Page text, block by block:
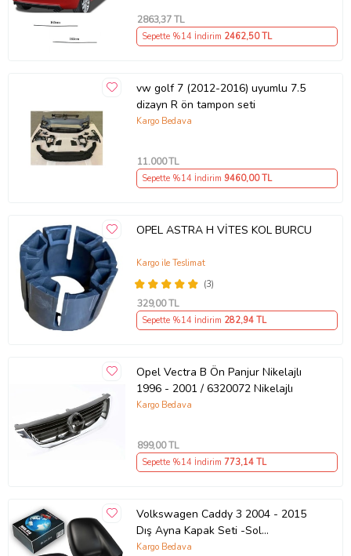
2863,37 TL
Sepette %14 İndirim 2462,50 TL
vw golf 7 (2012-2016) uyumlu 7.5
dizayn R ön tampon seti
Kargo Bedava
11.000TL
Sepette %14 İndirim 9460,00 TL
OPEL ASTRA H VİTES KOL BURCU
(3)
Kargo ile Teslimat
329,00 TL
Sepette %14 İndirim 282,94 TL
Opel Vectra B Ön Panjur Nikelajlı
1996 - 2001 / 6320072 Nikelajlı
Kargo Bedava
899,00 TL
Sepette %14 İndirim 773,14 TL
Volkswagen Caddy 3 2004 - 2015
Dış Ayna Kapak Seti -Sol
7E18575289 B9
Kargo Bedava